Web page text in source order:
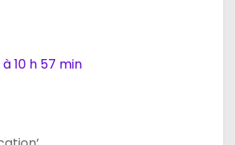
10 h 57 min